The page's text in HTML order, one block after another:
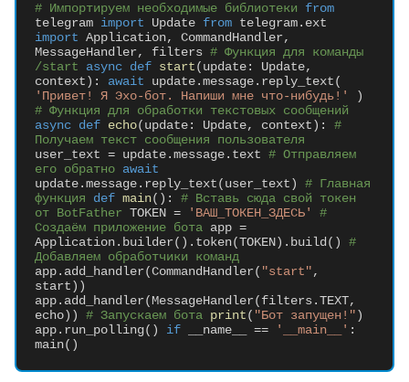
# Импортируем необходимые библиотеки
from
telegram import Update from telegram.ext
import Application, CommandHandler,
MessageHandler, filters # Функция для команды
/start
async def start(update: Update,
context): await update.message.reply_text(
'Привет! Я Эхо-бот. Напиши мне что-нибудь!'
)
# Функция для обработки текстовых сообщений
async def echo(update: Update, context): #
Получаем текст сообщения пользователя
user_text = update.message.text # Отправляем
его обратно await
update.message.reply_text(user_text) # Главная
функция
def main(): # Вставь сюда свой токен
от BotFather TOKEN = 'ВАШ_ТОКЕН_ЗДЕСЬ'
#
Создаём приложение бота app =
Application.builder().token(TOKEN).build() #
Добавляем обработчики команд
app.add_handler(CommandHandler( "start",
start))
app.add_handler(MessageHandler(filters.TEXT,
echo)) # Запускаем бота print( "Бот запущен!")
app.run_polling() if __name__ == '__main__' :
main()